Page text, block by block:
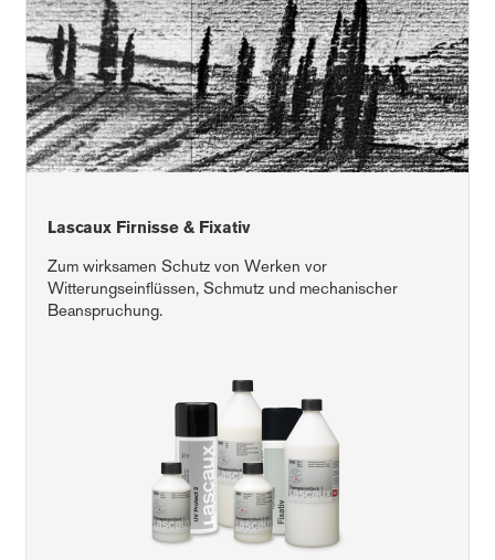
Lascaux Firnisse & Fixativ
Zum wirksamen Schutz von Werken vor
Witterungseinflüssen, Schmutz und mechanischer
Beanspruchung.